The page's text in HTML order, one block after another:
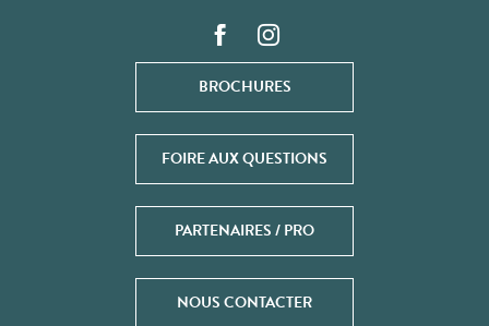
BROCHURES
FOIRE AUX QUESTIONS
PARTENAIRES / PRO
NOUS CONTACTER